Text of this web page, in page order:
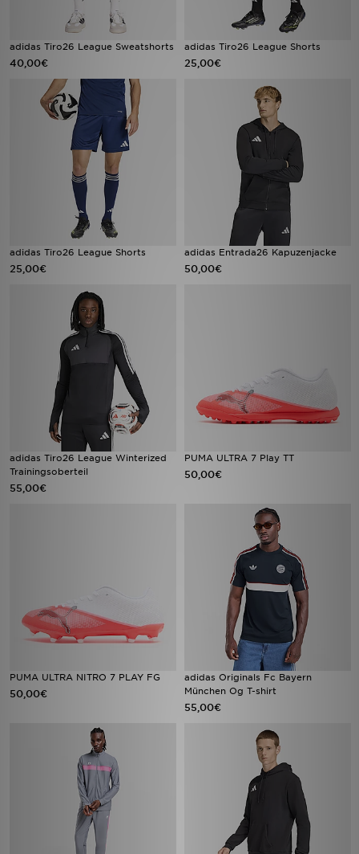
adidas Tiro26 League Sweatshorts
40,00€
adidas Tiro26 League Shorts
25,00€
adidas Tiro26 League Shorts
25,00€
adidas Entrada26 Kapuzenjacke
50,00€
adidas Tiro26 League Winterized
Trainingsoberteil
55,00€
PUMA ULTRA 7 Play TT
50,00€
PUMA ULTRA NITRO 7 PLAY FG
50,00€
adidas Originals Fc Bayern
München Og T-shirt
55,00€